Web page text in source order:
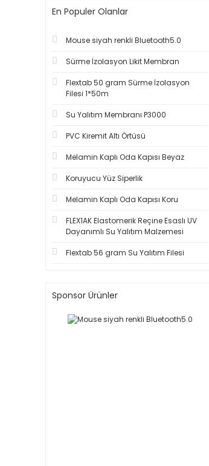
En Populer Olanlar
Mouse siyah renkli Bluetooth5.0
Sürme İzolasyon Likit Membran
Flextab 50 gram Sürme İzolasyon
Filesi 1*50m
Su Yalıtım Membranı P3000
PVC Kiremit Altı Örtüsü
Melamin Kaplı Oda Kapısı Beyaz
Koruyucu Yüz Siperlik
Melamin Kaplı Oda Kapısı Koru
FLEX1AK Elastomerik Reçine Esaslı UV
Dayanımlı Su Yalıtım Malzemesi
Flextab 56 gram Su Yalıtım Filesi
Sponsor Ürünler